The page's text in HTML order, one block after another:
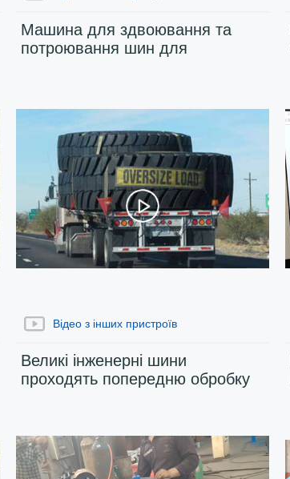
Машина для здвоювання та
потроювання шин для
Відео з інших пристроїв
Великі інженерні шини
проходять попередню обробку